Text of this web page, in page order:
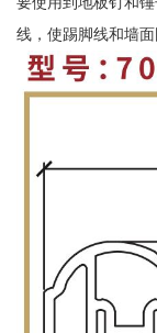
线，使踢脚线和墙面